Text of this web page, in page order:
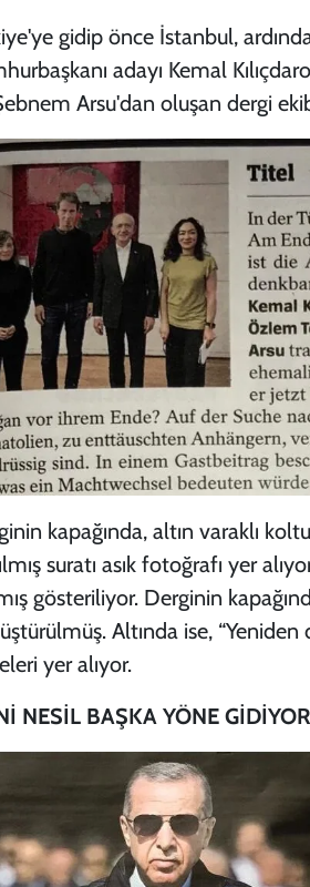
gidip önce İstanbul,
adayı Kemal
Arsu'dan oluşan dergi
kapağında, altın varaklı
suratı asık fotoğrafı yer
gösteriliyor. Derginin
Altında ise,
yer alıyor.
NESİL BAŞKA YÖNE